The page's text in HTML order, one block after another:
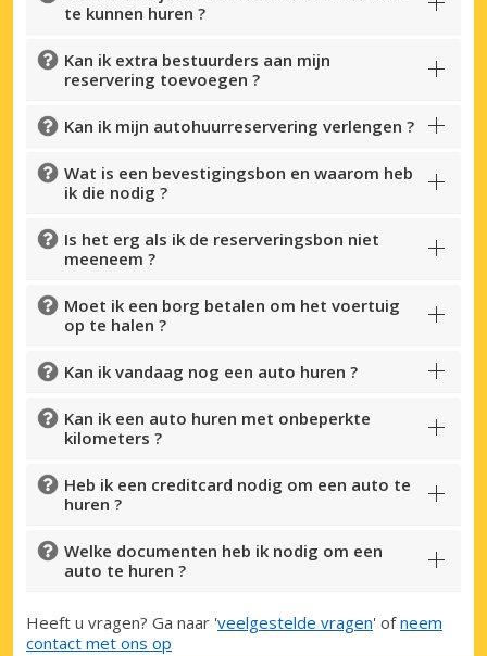
te kunnen huren ?
Kan ik extra bestuurders aan mijn
reservering toevoegen ?
Kan ik mijn autohuurreservering verlengen ?
Wat is een bevestigingsbon en waarom heb
ik die nodig ?
Is het erg als ik de reserveringsbon niet
meeneem ?
Moet ik een borg betalen om het voertuig
op te halen ?
Kan ik vandaag nog een auto huren ?
Kan ik een auto huren met onbeperkte
kilometers ?
Heb ik een creditcard nodig om een auto te
huren ?
Welke documenten heb ik nodig om een
auto te huren ?
Heeft u vragen? Ga naar 'veelgestelde vragen' ofneem
contact met ons op